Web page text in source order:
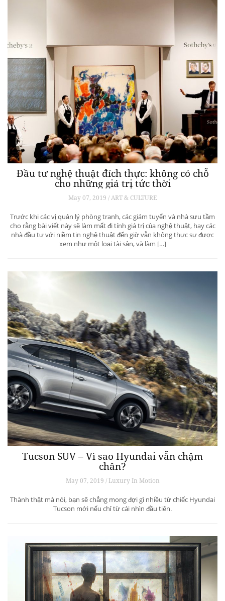
Đầu tư nghệ thuật đích thực: không có chỗ
cho những giá trị tức thời
May 07, 2019 / ART & CULTURE
Trước khi các vị quản lý phòng tranh, các giám tuyển và nhà sưu tầm
cho rằng bài viết này sẽ làm mất đi tính giá trị của nghệ thuật, hay các
nhà đầu tư với niềm tin nghệ thuật đến giờ vẫn không thực sự được
xem như một loại tài sản, và làm […]
Tucson SUV – Vì sao Hyundai vẫn chậm
chân?
May 07, 2019 / Luxury In Motion
Thành thật mà nói, bạn sẽ chẳng mong đợi gì nhiều từ chiếc Hyundai
Tucson mới nếu chỉ từ cái nhìn đầu tiên.